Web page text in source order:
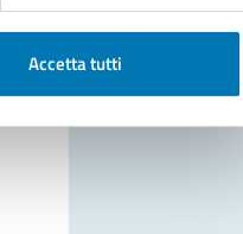
Accetta tutti